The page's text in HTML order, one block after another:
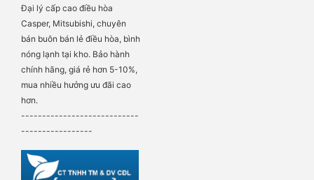
Đại lý cấp cao điều hòa
Casper, Mitsubishi, chuyên
bán buôn bán lẻ điều hòa, bình
nóng lạnh tại kho. Bảo hành
chính hãng, giá rẻ hơn 5-10%,
mua nhiều hưởng ưu đãi cao
hơn.
----------------------------
-----------------